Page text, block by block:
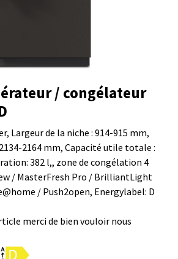
/ congélateur
Largeur de la niche : 914-915 mm,
2164 mm, Capacité utile totale :
382 l,, zone de congélation 4
/ MasterFresh Pro / BrilliantLight
/ Push2open, Energylabel: D
merci de bien vouloir nous